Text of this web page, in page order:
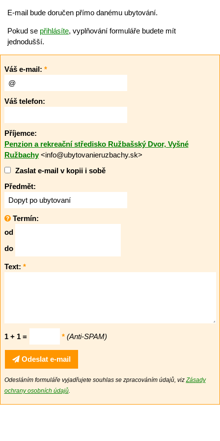
E-mail bude doručen přímo danému ubytování.
Pokud se přihlásíte, vyplňování formuláře budete mít
jednodušší.
Váš e-mail: *
Váš telefon:
Příjemce:
Penzion a rekreační středisko Ružbašský Dvor, Vyšné
Ružbachy<info@ubytovanieruzbachy.sk>
Zaslat e-mail v kopii i sobě
Předmět:
Termín:
od
do
Text: *
1 + 1 = * (Anti-SPAM)
Odeslat e-mail
Odesláním formuláře vyjadřujete souhlas se zpracováním údajů, viz Zásady
ochrany osobních údajů.